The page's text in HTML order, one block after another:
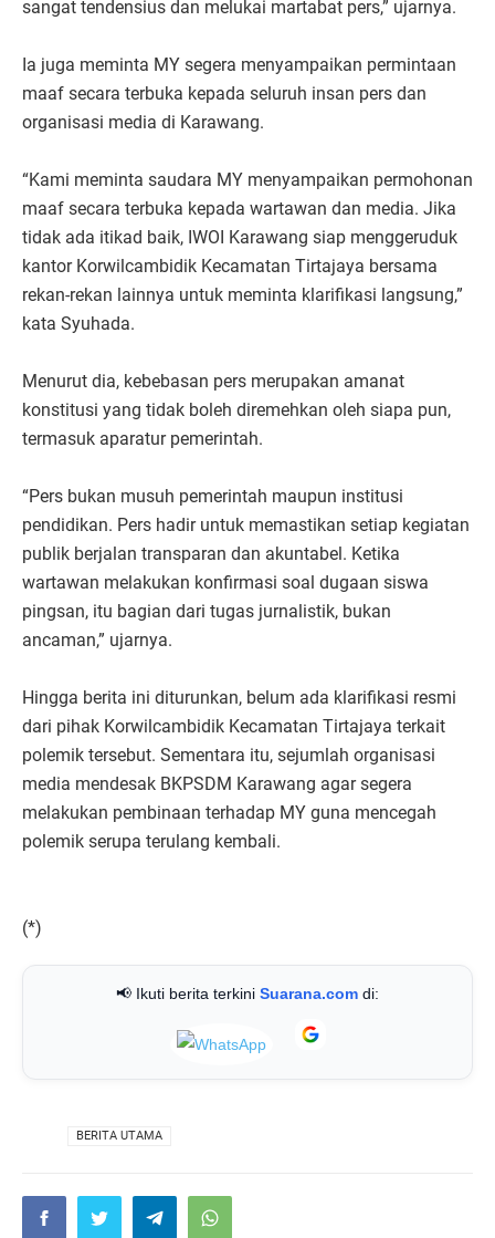
sangat tendensius dan melukai martabat pers,” ujarnya.
Ia juga meminta MY segera menyampaikan permintaan
maaf secara terbuka kepada seluruh insan pers dan
organisasi media di Karawang.
“Kami meminta saudara MY menyampaikan permohonan
maaf secara terbuka kepada wartawan dan media. Jika
tidak ada itikad baik, IWOI Karawang siap menggeruduk
kantor Korwilcambidik Kecamatan Tirtajaya bersama
rekan-rekan lainnya untuk meminta klarifikasi langsung,”
kata Syuhada.
Menurut dia, kebebasan pers merupakan amanat
konstitusi yang tidak boleh diremehkan oleh siapa pun,
termasuk aparatur pemerintah.
“Pers bukan musuh pemerintah maupun institusi
pendidikan. Pers hadir untuk memastikan setiap kegiatan
publik berjalan transparan dan akuntabel. Ketika
wartawan melakukan konfirmasi soal dugaan siswa
pingsan, itu bagian dari tugas jurnalistik, bukan
ancaman,” ujarnya.
Hingga berita ini diturunkan, belum ada klarifikasi resmi
dari pihak Korwilcambidik Kecamatan Tirtajaya terkait
polemik tersebut. Sementara itu, sejumlah organisasi
media mendesak BKPSDM Karawang agar segera
melakukan pembinaan terhadap MY guna mencegah
polemik serupa terulang kembali.
(*)
📢 Ikuti berita terkini Suarana.com di:
BERITA UTAMA